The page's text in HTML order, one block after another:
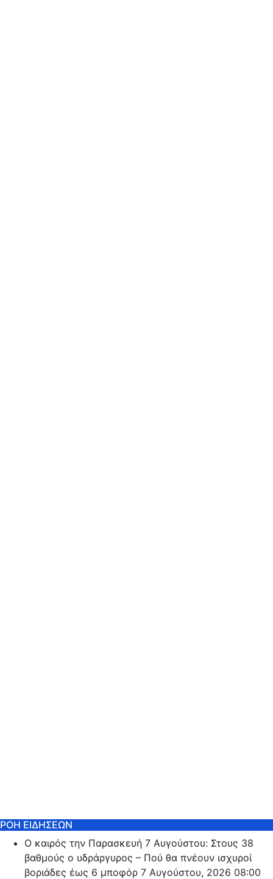
ΡΟΗ ΕΙΔΗΣΕΩΝ
Ο καιρός την Παρασκευή 7 Αυγούστου: Στους 38
βαθμούς ο υδράργυρος – Πού θα πνέουν ισχυροί
βοριάδες έως 6 μποφόρ 7 Αυγούστου, 2026 08:00